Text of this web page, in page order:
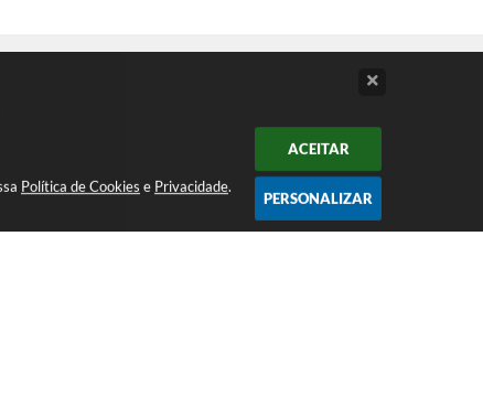
Política de Cookies e Privacidade.
ACEITAR
PERSONALIZAR